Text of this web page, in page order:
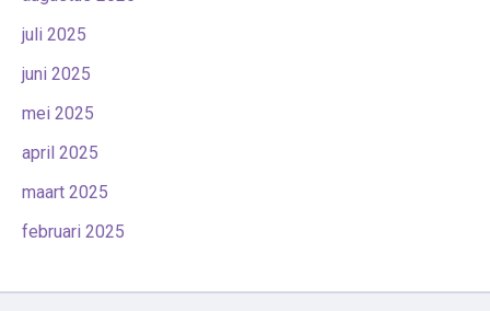
juli 2025
juni 2025
mei 2025
april 2025
maart 2025
februari 2025